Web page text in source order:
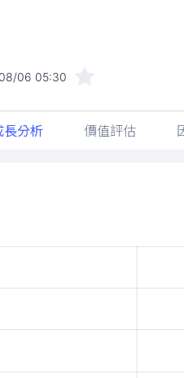
06 05:30
長分析 價值評估